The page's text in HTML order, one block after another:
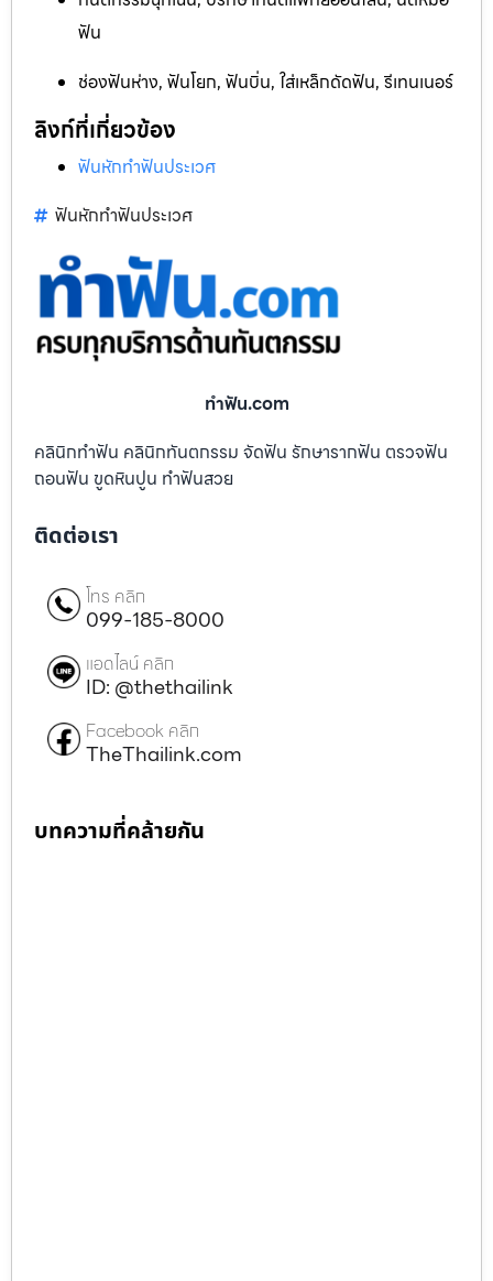
ฟัน
ช่องฟันห่าง, ฟันโยก, ฟันบิ่น, ใส่เหล็กดัดฟัน, รีเทนเนอร์
ลิงก์ที่เกี่ยวข้อง
ฟันหักทำฟันประเวศ
ฟันหักทำฟันประเวศ
ทําฟัน.com
คลินิกทำฟัน คลินิกทันตกรรม จัดฟัน รักษารากฟัน ตรวจฟัน
ถอนฟัน ขูดหินปูน ทำฟันสวย
ติดต่อเรา
โทร คลิก
099-185-8000
แอดไลน์ คลิก
ID: @thethailink
Facebook คลิก
TheThailink.com
บทความที่คล้ายกัน